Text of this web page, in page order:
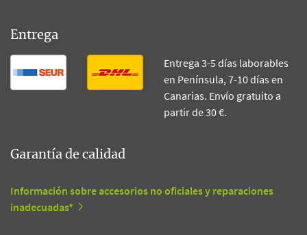
Entrega
Entrega 3-5 días laborables
en Península, 7-10 días en
Canarias. Envío gratuito a
partir de 30 €.
Garantía de calidad
Información sobre accesorios no oficiales y reparaciones
inadecuadas*